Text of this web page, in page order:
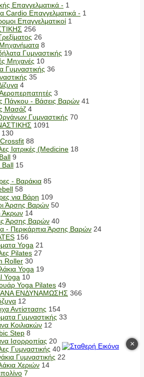
Επαγγελματικά - 1
Cardio Επαγγελματικά - 1
Επαγγελματικοί 1
256
26
Μηχανήματα 8
Γυμναστικής 19
Μηχανές 10
Γυμναστικής 36
35
4
3
Πάγκου - Βάσεις Βαρών 41
Μασάζ 4
Γυμναστικής 70
1091
130
88
Ιατρικές (Medicine 18
9
Ball 15
- Βαράκια 85
58
για Βάρη 109
Άρσης Βαρών 50
Άκρων 14
Άρσης Βαρών 40
- Περικάρπια Άρσης Βαρών 24
156
Yoga 21
Pilates 27
Roller 30
Yoga 19
Yoga 10
Yoga Pilates 49
ΕΝΔΥΝΑΜΩΣΗΣ 366
12
Αντίστασης 154
Γυμναστικής 33
Κοιλιακών 12
Step 8
Ισορροπίας 20
Γυμναστικής 40
Γυμναστικής 22
Χεριών 14
7
×